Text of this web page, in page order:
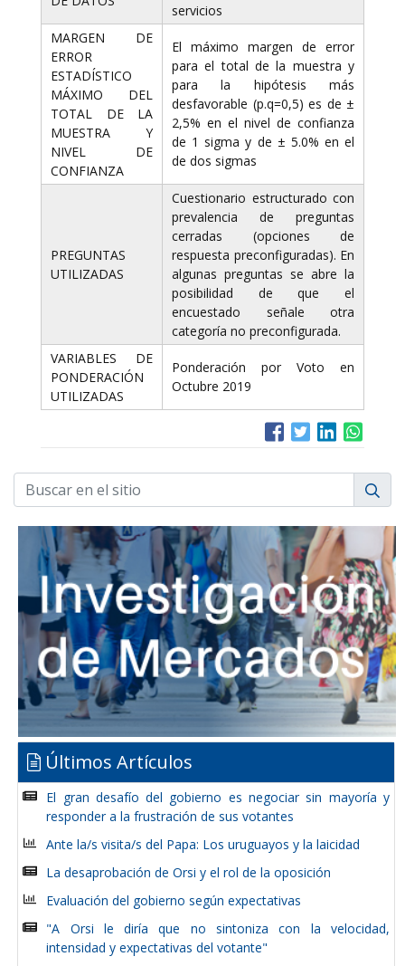
servicios
MARGEN DE
ERROR
ESTADÍSTICO
MÁXIMO DEL
TOTAL DE LA
MUESTRA Y
NIVEL DE
CONFIANZA
El máximo margen de error
para el total de la muestra y
para la hipótesis más
desfavorable (p.q=0,5) es de ±
2,5% en el nivel de confianza
de 1 sigma y de ± 5.0% en el
de dos sigmas
PREGUNTAS
UTILIZADAS
Cuestionario estructurado con
prevalencia de preguntas
cerradas (opciones de
respuesta preconfiguradas). En
algunas preguntas se abre la
posibilidad de que el
encuestado señale otra
categoría no preconfigurada.
VARIABLES DE
PONDERACIÓN
UTILIZADAS
Ponderación por Voto en
Octubre 2019
Últimos Artículos
El gran desafío del gobierno es negociar sin mayoría y
responder a la frustración de sus votantes
Ante la/s visita/s del Papa: Los uruguayos y la laicidad
La desaprobación de Orsi y el rol de la oposición
Evaluación del gobierno según expectativas
"A Orsi le diría que no sintoniza con la velocidad,
intensidad y expectativas del votante"